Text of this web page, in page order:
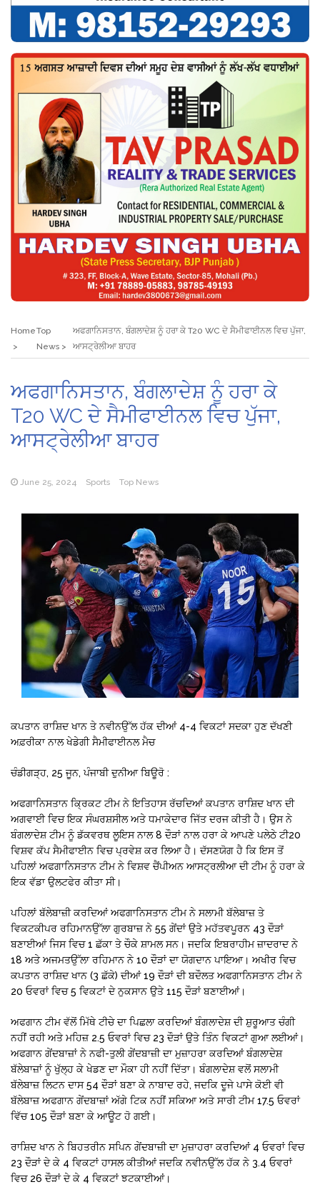
HomeTop
News
ਅਫਗਾਨਿਸਤਾਨ, ਬੰਗਲਾਦੇਸ਼ ਨੂੰ ਹਰਾ ਕੇ T20 WC ਦੇ ਸੈਮੀਫਾਈਨਲ ਵਿਚ ਪੁੱਜਾ,
ਆਸਟ੍ਰੇਲੀਆ ਬਾਹਰ
ਅਫਗਾਨਿਸਤਾਨ, ਬੰਗਲਾਦੇਸ਼ ਨੂੰ ਹਰਾ ਕੇ
T20 WC ਦੇ ਸੈਮੀਫਾਈਨਲ ਵਿਚ ਪੁੱਜਾ,
ਆਸਟ੍ਰੇਲੀਆ ਬਾਹਰ
June 25, 2024 Sports Top News
ਕਪਤਾਨ ਰਾਸ਼ਿਦ ਖਾਨ ਤੇ ਨਵੀਨਉੱਲ ਹੱਕ ਦੀਆਂ 4-4 ਵਿਕਟਾਂ ਸਦਕਾ ਹੁਣ ਦੱਖਣੀ
ਅਫ਼ਰੀਕਾ ਨਾਲ ਖੇਡੇਗੀ ਸੈਮੀਫਾਈਨਲ ਮੈਚ
ਚੰਡੀਗੜ੍ਹ, 25 ਜੂਨ, ਪੰਜਾਬੀ ਦੁਨੀਆ ਬਿਊਰੋ :
ਅਫਗਾਨਿਸਤਾਨ ਕ੍ਰਿਕਟ ਟੀਮ ਨੇ ਇਤਿਹਾਸ ਰੱਚਦਿਆਂ ਕਪਤਾਨ ਰਾਸ਼ਿਦ ਖਾਨ ਦੀ
ਅਗਵਾਈ ਵਿਚ ਇਕ ਸੰਘਰਸ਼ਸੀਲ ਅਤੇ ਧਮਾਕੇਦਾਰ ਜਿੱਤ ਦਰਜ ਕੀਤੀ ਹੈ। ਉਸ ਨੇ
ਬੰਗਲਾਦੇਸ਼ ਟੀਮ ਨੂੰ ਡੱਕਵਰਥ ਲੂਇਸ ਨਾਲ 8 ਦੌੜਾਂ ਨਾਲ ਹਰਾ ਕੇ ਆਪਣੇ ਪਲੇਠੇ ਟੀ20
ਵਿਸ਼ਵ ਕੱਪ ਸੈਮੀਫਾਈਨ ਵਿਚ ਪ੍ਰਵੇਸ਼ ਕਰ ਲਿਆ ਹੈ। ਦੱਸਣਯੋਗ ਹੈ ਕਿ ਇਸ ਤੋਂ
ਪਹਿਲਾਂ ਅਫਗਾਨਿਸਤਾਨ ਟੀਮ ਨੇ ਵਿਸ਼ਵ ਚੈਂਪੀਅਨ ਆਸਟ੍ਰਲੀਆ ਦੀ ਟੀਮ ਨੂੰ ਹਰਾ ਕੇ
ਇਕ ਵੱਡਾ ਉਲਟਫੇਰ ਕੀਤਾ ਸੀ।
ਪਹਿਲਾਂ ਬੱਲੇਬਾਜ਼ੀ ਕਰਦਿਆਂ ਅਫਗਾਨਿਸਤਾਨ ਟੀਮ ਨੇ ਸਲਾਮੀ ਬੱਲੇਬਾਜ਼ ਤੇ
ਵਿਕਟਕੀਪਰ ਰਹਿਮਾਨਉੱਲਾ ਗੁਰਬਾਜ਼ ਨੇ 55 ਗੇਂਦਾਂ ਉਤੇ ਮਹੱਤਵਪੂਰਨ 43 ਦੌੜਾਂ
ਬਣਾਈਆਂ ਜਿਸ ਵਿਚ 1 ਛੱਕਾ ਤੇ ਚੌਕੇ ਸ਼ਾਮਲ ਸਨ। ਜਦਕਿ ਇਬਰਾਹੀਮ ਜ਼ਾਦਰਾਦ ਨੇ
18 ਅਤੇ ਅਜਮਤਉੱਲਾ ਰਹਿਮਾਨ ਨੇ 10 ਦੌੜਾਂ ਦਾ ਯੋਗਦਾਨ ਪਾਇਆ। ਅਖੀਰ ਵਿਚ
ਕਪਤਾਨ ਰਾਸ਼ਿਦ ਖਾਨ (3 ਛੱਕੇ) ਦੀਆਂ 19 ਦੌੜਾਂ ਦੀ ਬਦੌਲਤ ਅਫਗਾਨਿਸਤਾਨ ਟੀਮ ਨੇ
20 ਓਵਰਾਂ ਵਿਚ 5 ਵਿਕਟਾਂ ਦੇ ਨੁਕਸਾਨ ਉਤੇ 115 ਦੌੜਾਂ ਬਣਾਈਆਂ।
ਅਫਗਾਨ ਟੀਮ ਵੱਲੋਂ ਮਿੱਥੇ ਟੀਚੇ ਦਾ ਪਿਛਲਾ ਕਰਦਿਆਂ ਬੰਗਲਾਦੇਸ਼ ਦੀ ਸ਼ੁਰੂਆਤ ਚੰਗੀ
ਨਹੀਂ ਰਹੀ ਅਤੇ ਮਹਿਜ਼ 2.5 ਓਵਰਾਂ ਵਿਚ 23 ਦੌੜਾਂ ਉਤੇ ਤਿੰਨ ਵਿਕਟਾਂ ਗੁਆ ਲਈਆਂ।
ਅਫਗਾਨ ਗੇਂਦਬਾਜ਼ਾਂ ਨੇ ਨਫੀ-ਤੁਲੀ ਗੇਂਦਬਾਜ਼ੀ ਦਾ ਮੁਜ਼ਾਹਰਾ ਕਰਦਿਆਂ ਬੰਗਲਾਦੇਸ਼
ਬੱਲੇਬਾਜ਼ਾਂ ਨੂੰ ਖੁੱਲ੍ਹ ਕੇ ਖੇਡਣ ਦਾ ਮੌਕਾ ਹੀ ਨਹੀਂ ਦਿੱਤਾ। ਬੰਗਲਾਦੇਸ਼ ਵਲੋਂ ਸਲਾਮੀ
ਬੱਲੇਬਾਜ਼ ਲਿਟਨ ਦਾਸ 54 ਦੌੜਾਂ ਬਣਾ ਕੇ ਨਾਬਾਦ ਰਹੇ, ਜਦਕਿ ਦੂਜੇ ਪਾਸੇ ਕੋਈ ਵੀ
ਬੱਲੇਬਾਜ਼ ਅਫਗਾਨ ਗੇਂਦਬਾਜ਼ਾਂ ਅੱਗੇ ਟਿਕ ਨਹੀਂ ਸਕਿਆ ਅਤੇ ਸਾਰੀ ਟੀਮ 17.5 ਓਵਰਾਂ
ਵਿੱਚ 105 ਦੌੜਾਂ ਬਣਾ ਕੇ ਆਊਟ ਹੋ ਗਈ।
ਰਾਸ਼ਿਦ ਖਾਨ ਨੇ ਬਿਹਤਰੀਨ ਸਪਿਨ ਗੇਂਦਬਾਜ਼ੀ ਦਾ ਮੁਜ਼ਾਹਰਾ ਕਰਦਿਆਂ 4 ਓਵਰਾਂ ਵਿਚ
23 ਦੌੜਾਂ ਦੇ ਕੇ 4 ਵਿਕਟਾਂ ਹਾਸਲ ਕੀਤੀਆਂ ਜਦਕਿ ਨਵੀਨਉੱਲ ਹੱਕ ਨੇ 3.4 ਓਵਰਾਂ
ਵਿਚ 26 ਦੌੜਾਂ ਦੇ ਕੇ 4 ਵਿਕਟਾਂ ਝਟਕਾਈਆਂ।